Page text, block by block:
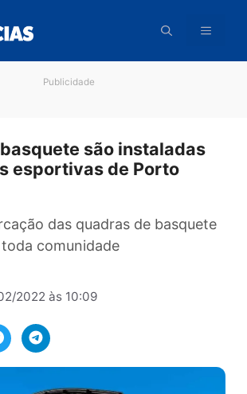
basquete são instaladas
esportivas de Porto
das quadras de
toda comunidade
2022 às 10:09